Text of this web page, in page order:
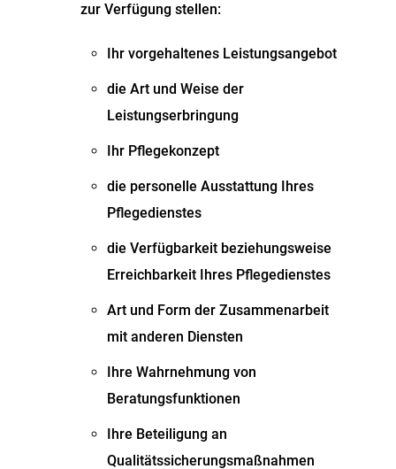
zur Verfügung stellen:
Ihr vorgehaltenes Leistungsangebot
die Art und Weise der
Leistungserbringung
Ihr Pflegekonzept
die personelle Ausstattung Ihres
Pflegedienstes
die Verfügbarkeit beziehungsweise
Erreichbarkeit Ihres Pflegedienstes
Art und Form der Zusammenarbeit
mit anderen Diensten
Ihre Wahrnehmung von
Beratungsfunktionen
Ihre Beteiligung an
Qualitätssicherungsmaßnahmen